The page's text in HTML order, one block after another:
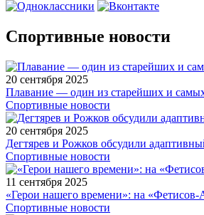
Спортивные новости
20 сентября 2025
Плавание — один из старейших и
Спортивные новости
20 сентября 2025
Дегтярев и Рожков обсудили
Спортивные новости
11 сентября 2025
«Герои нашего времени»: на
Спортивные новости